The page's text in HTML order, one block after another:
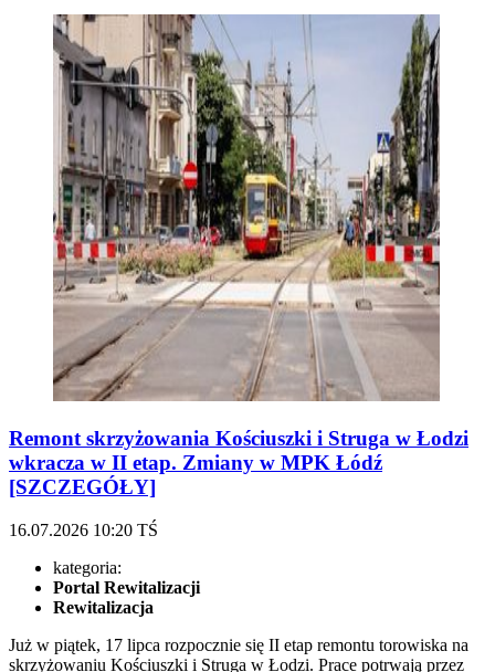
Remont skrzyżowania Kościuszki i Struga w Łodzi
wkracza w II etap. Zmiany w MPK Łódź
[SZCZEGÓŁY]
16.07.2026 10:20 TŚ
kategoria:
Portal Rewitalizacji
Rewitalizacja
Już w piątek, 17 lipca rozpocznie się II etap remontu torowiska na
skrzyżowaniu Kościuszki i Struga w Łodzi. Prace potrwają przez